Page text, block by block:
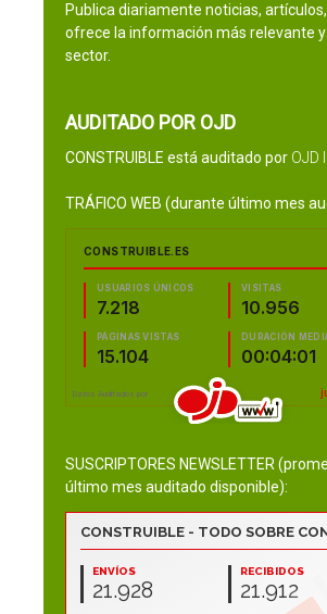
Publica diariamente noticias,
ofrece la información más relevante
sector.
AUDITADO POR OJD
CONSTRUIBLE está auditado por OJD
TRÁFICO WEB (durante último mes
SUSCRIPTORES NEWSLETTER
último mes auditado disponible):